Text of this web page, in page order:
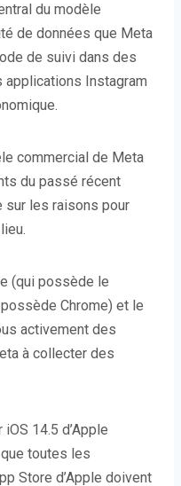
du modèle
de données que Meta
de suivi dans des
Instagram
commercial de Meta
du passé récent
sur les raisons pour
(qui possède le
Chrome) et le
activement des
à collecter des
iOS 14.5 d’Apple
que toutes les
Store d’Apple doivent